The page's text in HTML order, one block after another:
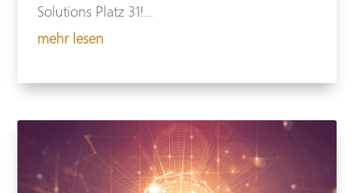
Solutions Platz 31!...
mehr lesen